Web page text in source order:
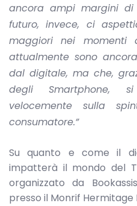
ancora ampi margini di
futuro, invece, ci
maggiori nei momenti
attualmente sono
dal digitale, ma che,
degli Smartphone,
velocemente sulla
consumatore.”
Su quanto e come il
impatterà il mondo del
organizzato da
presso il Monrif Hermitage